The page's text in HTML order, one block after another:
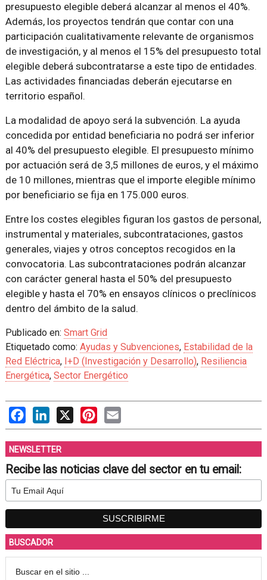
presupuesto elegible deberá alcanzar al menos el 40%.
Además, los proyectos tendrán que contar con una
participación cualitativamente relevante de organismos
de investigación, y al menos el 15% del presupuesto total
elegible deberá subcontratarse a este tipo de entidades.
Las actividades financiadas deberán ejecutarse en
territorio español.
La modalidad de apoyo será la subvención. La ayuda
concedida por entidad beneficiaria no podrá ser inferior
al 40% del presupuesto elegible. El presupuesto mínimo
por actuación será de 3,5 millones de euros, y el máximo
de 10 millones, mientras que el importe elegible mínimo
por beneficiario se fija en 175.000 euros.
Entre los costes elegibles figuran los gastos de personal,
instrumental y materiales, subcontrataciones, gastos
generales, viajes y otros conceptos recogidos en la
convocatoria. Las subcontrataciones podrán alcanzar
con carácter general hasta el 50% del presupuesto
elegible y hasta el 70% en ensayos clínicos o preclínicos
dentro del ámbito de la salud.
Publicado en: Smart Grid
Etiquetado como: Ayudas y Subvenciones, Estabilidad de la
Red Eléctrica, I+D (Investigación y Desarrollo), Resiliencia
Energética, Sector Energético
FacebookLinkedIn
X PinterestEmail
NEWSLETTER
Recibe las noticias clave del sector en tu email:
BUSCADOR